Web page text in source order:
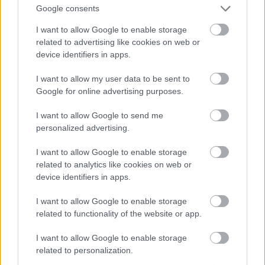
Google consents
I want to allow Google to enable storage
related to advertising like cookies on web or
device identifiers in apps.
I want to allow my user data to be sent to
Google for online advertising purposes.
I want to allow Google to send me
personalized advertising.
I want to allow Google to enable storage
related to analytics like cookies on web or
device identifiers in apps.
I want to allow Google to enable storage
related to functionality of the website or app.
I want to allow Google to enable storage
related to personalization.
Ivana was the only Czech female musher to
represent Czechoslovakia with her team
Albertville, France, in 1992 where a sprint
sled dog race was held as a demonstrational
sport with high hopes of mushing soon
becoming a real Olympic sport.
De hát ez nem feltétlenül hiteles forrás, ugye. Beher
egy másikat is
1992 — Albertville, France: The IFSS in
cooperation with its French Member